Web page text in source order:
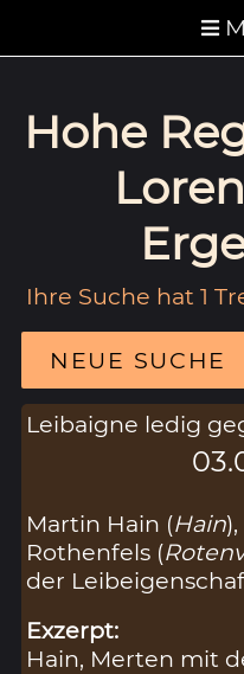
Hohe
Ihre Suche hat 1
NEUE SUCHE
Leibaigne ledig
Martin Hain (Hain
Rothenfels (
der
Exzerpt:
Hain, Merten mit